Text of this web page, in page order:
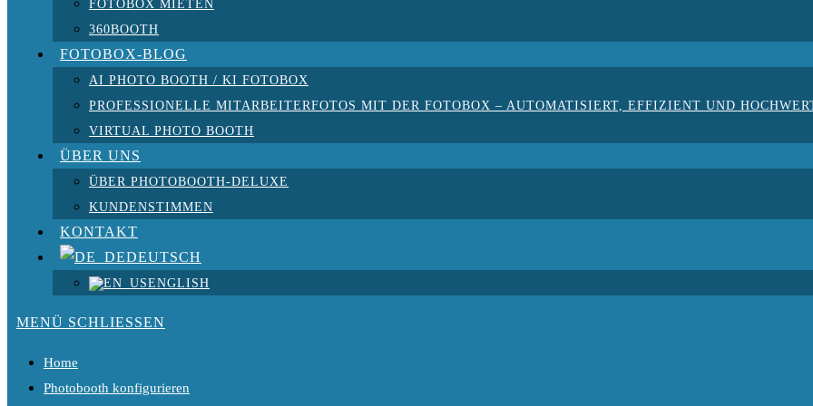
FOTOBOX MIETEN
360BOOTH
FOTOBOX-BLOG
AI PHOTO BOOTH / KI FOTOBOX
PROFESSIONELLE MITARBEITERFOTOS MIT DER FOTOBOX – AUTOMATISIERT, EFFIZIENT UND
VIRTUAL PHOTO BOOTH
ÜBER UNS
ÜBER PHOTOBOOTH-DELUXE
KUNDENSTIMMEN
KONTAKT
DEUTSCH
ENGLISH
MENÜ SCHLIESSEN
Home
Photobooth konfigurieren